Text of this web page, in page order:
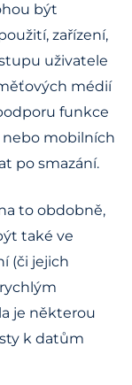
být
zařízení,
uživatele
médií
funkce
nebo mobilních
po smazání.
to obdobně,
také ve
(či jejich
je některou
k datům